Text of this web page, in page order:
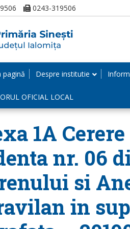
0243-319506
pagină Despre institutie
OFICIAL LOCAL
1A
nr. 06
si
in